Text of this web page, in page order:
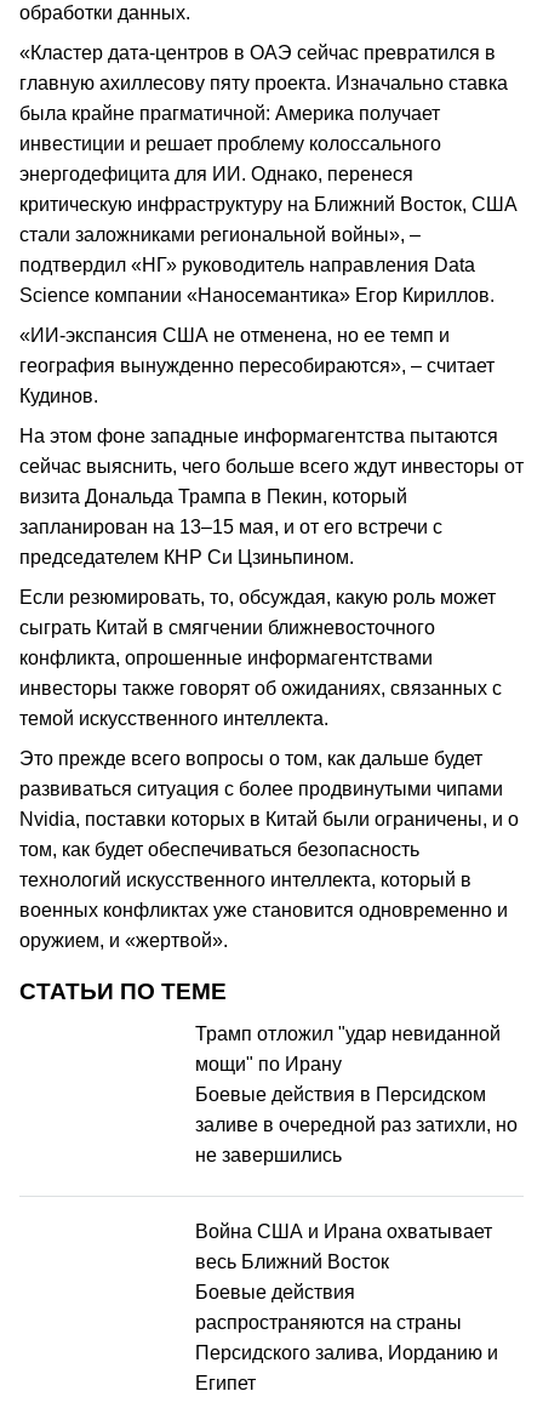
обработки данных.
«Кластер дата-центров в ОАЭ сейчас превратился в
главную ахиллесову пяту проекта. Изначально ставка
была крайне прагматичной: Америка получает
инвестиции и решает проблему колоссального
энергодефицита для ИИ. Однако, перенеся
критическую инфраструктуру на Ближний Восток, США
стали заложниками региональной войны», –
подтвердил «НГ» руководитель направления Data
Science компании «Наносемантика» Егор Кириллов.
«ИИ-экспансия США не отменена, но ее темп и
география вынужденно пересобираются», – считает
Кудинов.
На этом фоне западные информагентства пытаются
сейчас выяснить, чего больше всего ждут инвесторы от
визита Дональда Трампа в Пекин, который
запланирован на 13–15 мая, и от его встречи с
председателем КНР Си Цзиньпином.
Если резюмировать, то, обсуждая, какую роль может
сыграть Китай в смягчении ближневосточного
конфликта, опрошенные информагентствами
инвесторы также говорят об ожиданиях, связанных с
темой искусственного интеллекта.
Это прежде всего вопросы о том, как дальше будет
развиваться ситуация с более продвинутыми чипами
Nvidia, поставки которых в Китай были ограничены, и о
том, как будет обеспечиваться безопасность
технологий искусственного интеллекта, который в
военных конфликтах уже становится одновременно и
оружием, и «жертвой».
СТАТЬИ ПО ТЕМЕ
Трамп отложил "удар невиданной
мощи" по Ирану
Боевые действия в Персидском
заливе в очередной раз затихли, но
не завершились
Война США и Ирана охватывает
весь Ближний Восток
Боевые действия
распространяются на страны
Персидского залива, Иорданию и
Египет